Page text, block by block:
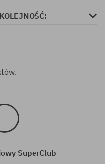
KOLEJNOŚĆ:
SuperClub